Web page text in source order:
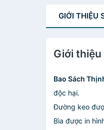
GIỚI THIỆU
Giới thiệu
Bao Sách
độc hại.
Đường keo
Bìa được in